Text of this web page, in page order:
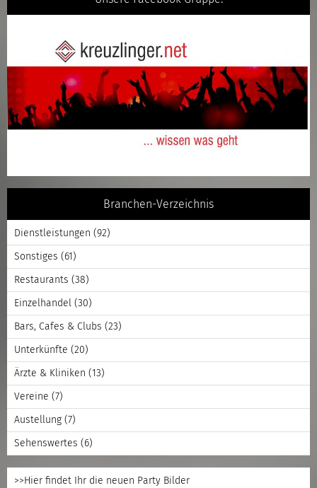
Branchen-Verzeichnis
Dienstleistungen (92)
Sonstiges (61)
Restaurants (38)
Einzelhandel (30)
Bars, Cafes & Clubs (23)
Unterkünfte (20)
Ärzte & Kliniken (13)
Vereine (7)
Austellung (7)
Sehenswertes (6)
>>Hier findet Ihr die neuen Party Bilder